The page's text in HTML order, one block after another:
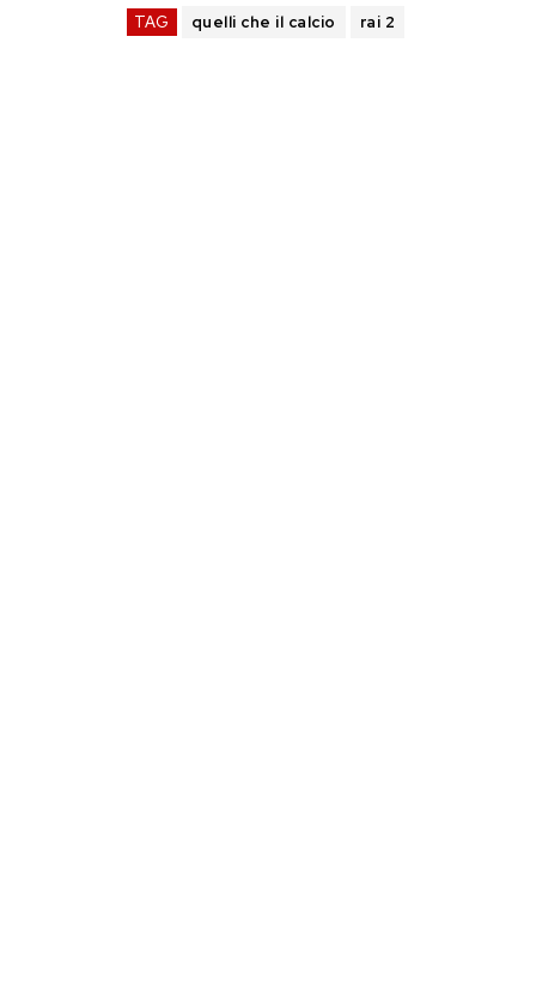
TAG quelli che il calcio rai 2